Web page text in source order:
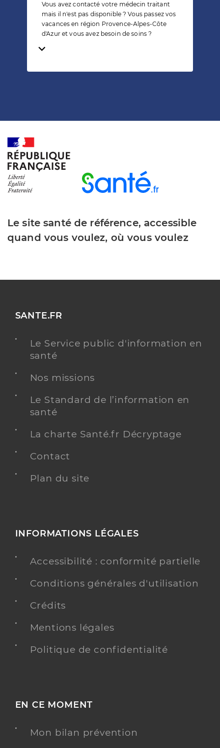
Vous avez contacté votre médecin traitant
mais il n'est pas disponible ? Vous passez vos
vacances en région Provence-Alpes-Côte
d'Azur et vous avez besoin de soins ?
Temps de lecture
Le site santé de référence, accessible
quand vous voulez, où vous voulez
SANTE.FR
Le Service public d'information en
santé
Nos missions
Le Standard de l’information en
santé
La charte Santé.fr Décryptage
Contact
Plan du site
INFORMATIONS LÉGALES
Accessibilité : conformité partielle
Conditions générales d'utilisation
Crédits
Mentions légales
Politique de confidentialité
EN CE MOMENT
Mon bilan prévention